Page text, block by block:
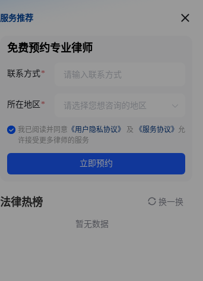
服务推荐
服务推荐
免费预约专业律师
联系方式
所在地区
我已阅读并同意 《用户隐私协议》 及 《服务协议》 允
许接受更多律师的服务
立即预约
法律热榜 换一换
暂无数据